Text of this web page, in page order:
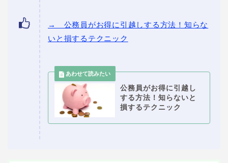
→ 公務員がお得に引越しする方法！知らな
いと損するテクニック
公務員がお得に引越し
する方法！知らないと
損するテクニック